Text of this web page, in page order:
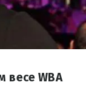
весе WBA